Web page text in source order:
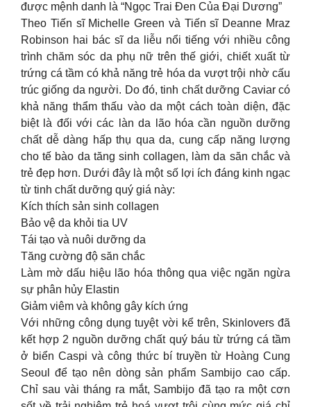
được mệnh danh là “Ngọc Trai Đen Của Đại Dương”
Theo Tiến sĩ Michelle Green và Tiến sĩ Deanne Mraz
Robinson hai bác sĩ da liễu nổi tiếng với nhiều công
trình chăm sóc da phụ nữ trên thế giới, chiết xuất từ
trứng cá tầm có khả năng trẻ hóa da vượt trội nhờ cấu
trúc giống da người. Do đó, tinh chất dưỡng Caviar có
khả năng thẩm thấu vào da một cách toàn diện, đặc
biệt là đối với các làn da lão hóa cần nguồn dưỡng
chất dễ dàng hấp thụ qua da, cung cấp năng lượng
cho tế bào da tăng sinh collagen, làm da săn chắc và
trẻ đẹp hơn. Dưới đây là một số lợi ích đáng kinh ngạc
từ tinh chất dưỡng quý giá này:
Kích thích sản sinh collagen
Bảo vệ da khỏi tia UV
Tái tạo và nuôi dưỡng da
Tăng cường độ săn chắc
Làm mờ dấu hiệu lão hóa thông qua việc ngăn ngừa
sự phân hủy Elastin
Giảm viêm và không gây kích ứng
Với những công dụng tuyệt vời kể trên, Skinlovers đã
kết hợp 2 nguồn dưỡng chất quý báu từ trứng cá tầm
ở biển Caspi và công thức bí truyền từ Hoàng Cung
Seoul để tạo nên dòng sản phẩm Sambijo cao cấp.
Chỉ sau vài tháng ra mắt, Sambijo đã tạo ra một cơn